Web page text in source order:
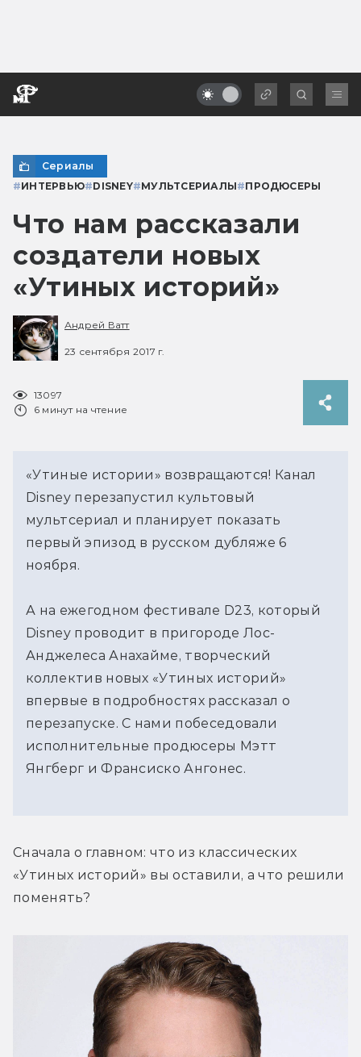
Сериалы
#ИНТЕРВЬЮ#DISNEY#МУЛЬТСЕРИАЛЫ#ПРОДЮСЕРЫ
Что нам рассказали
создатели новых
«Утиных историй»
Андрей Ватт
23 сентября 2017 г.
13097
6 минут на чтение
«Утиные истории» возвращаются! Канал
Disney перезапустил культовый
мультсериал и планирует показать
первый эпизод в русском дубляже 6
ноября.
А на ежегодном фестивале D23, который
Disney проводит в пригороде Лос-
Анджелеса Анахайме, творческий
коллектив новых «Утиных историй»
впервые в подробностях рассказал о
перезапуске. С нами побеседовали
исполнительные продюсеры Мэтт
Янгберг и Франсиско Ангонес.
Сначала о главном: что из классических
«Утиных историй» вы оставили, а что решили
поменять?